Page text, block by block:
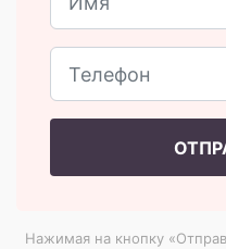
Нажимая на кнопку